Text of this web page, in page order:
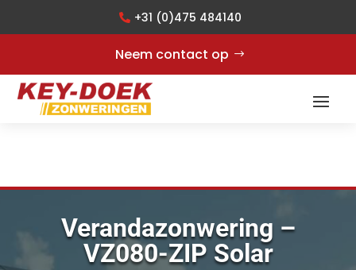
+31 (0)475 484140
Neem contact op
Verandazonwering –
VZ080-ZIP Solar